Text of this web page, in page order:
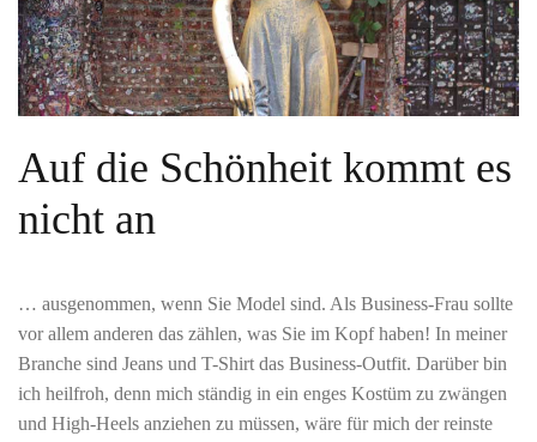
Auf die Schönheit kommt es
nicht an
… ausgenommen, wenn Sie Model sind. Als Business-Frau sollte
vor allem anderen das zählen, was Sie im Kopf haben! In meiner
Branche sind Jeans und T-Shirt das Business-Outfit. Darüber bin
ich heilfroh, denn mich ständig in ein enges Kostüm zu zwängen
und High-Heels anziehen zu müssen, wäre für mich der reinste